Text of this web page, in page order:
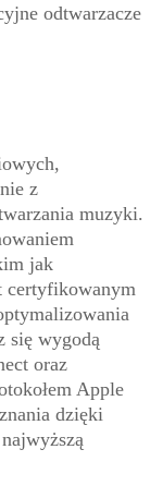
odtwarzacze
z
muzyki.
jak
certyfikowanym
się wygodą
oraz
Apple
dzięki